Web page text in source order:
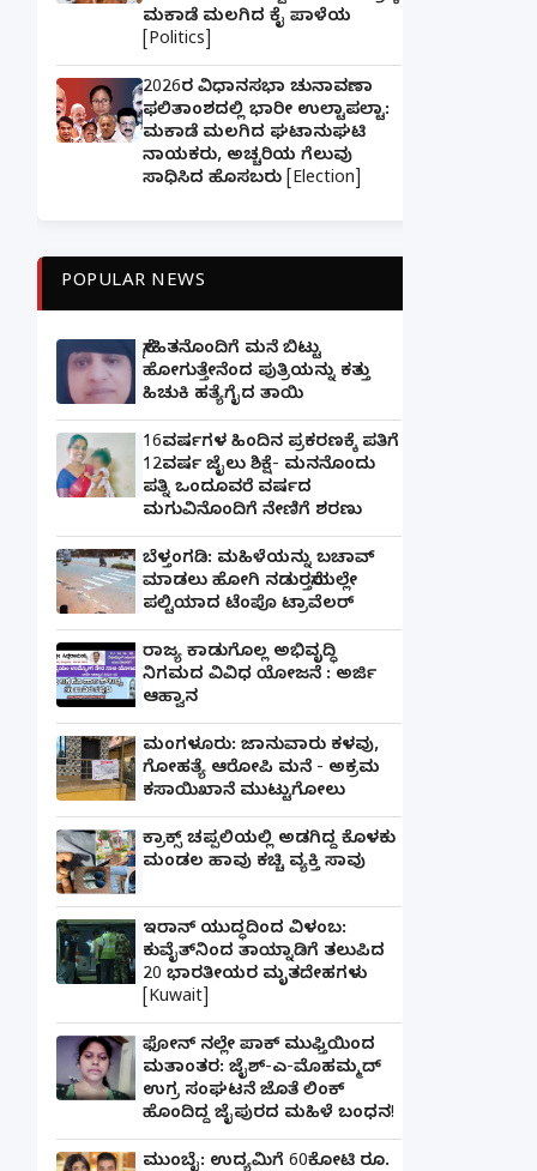
ಮಕಾಡೆ ಮಲಗಿದ ಕೈ ಪಾಳೆಯ
[Politics]
2026ರ ವಿಧಾನಸಭಾ ಚುನಾವಣಾ
ಫಲಿತಾಂಶದಲ್ಲಿ ಭಾರೀ ಉಲ್ಟಾಪಲ್ಟಾ:
ಮಕಾಡೆ ಮಲಗಿದ ಘಟಾನುಘಟಿ
ನಾಯಕರು, ಅಚ್ಚರಿಯ ಗೆಲುವು
ಸಾಧಿಸಿದ ಹೊಸಬರು [Election]
POPULAR NEWS
ಸ್ನೇಹಿತನೊಂದಿಗೆ ಮನೆ ಬಿಟ್ಟು
ಹೋಗುತ್ತೇನೆಂದ ಪುತ್ರಿಯನ್ನು ಕತ್ತು
ಹಿಚುಕಿ ಹತ್ಯೆಗೈದ ತಾಯಿ
16ವರ್ಷಗಳ ಹಿಂದಿನ ಪ್ರಕರಣಕ್ಕೆ ಪತಿಗೆ
12ವರ್ಷ ಜೈಲು ಶಿಕ್ಷೆ- ಮನನೊಂದು
ಪತ್ನಿ ಒಂದೂವರೆ ವರ್ಷದ
ಮಗುವಿನೊಂದಿಗೆ ನೇಣಿಗೆ ಶರಣು
ಬೆಳ್ತಂಗಡಿ: ಮಹಿಳೆಯನ್ನು ಬಚಾವ್
ಮಾಡಲು ಹೋಗಿ ನಡುರಸ್ತೆಯಲ್ಲೇ
ಪಲ್ಟಿಯಾದ ಟೆಂಪೊ ಟ್ರಾವೆಲರ್
ರಾಜ್ಯ ಕಾಡುಗೊಲ್ಲ ಅಭಿವೃದ್ಧಿ
ನಿಗಮದ ವಿವಿಧ ಯೋಜನೆ : ಅರ್ಜಿ
ಆಹ್ವಾನ
ಮಂಗಳೂರು: ಜಾನುವಾರು ಕಳವು,
ಗೋಹತ್ಯೆ ಆರೋಪಿ ಮನೆ - ಅಕ್ರಮ
ಕಸಾಯಿಖಾನೆ ಮುಟ್ಟುಗೋಲು
ಕ್ರಾಕ್ಸ್ ಚಪ್ಪಲಿಯಲ್ಲಿ ಅಡಗಿದ್ದ ಕೊಳಕು
ಮಂಡಲ ಹಾವು ಕಚ್ಚಿ ವ್ಯಕ್ತಿ ಸಾವು
ಇರಾನ್ ಯುದ್ಧದಿಂದ ವಿಳಂಬ:
ಕುವೈತ್‌ನಿಂದ ತಾಯ್ನಾಡಿಗೆ ತಲುಪಿದ
20 ಭಾರತೀಯರ ಮೃತದೇಹಗಳು
[Kuwait]
ಫೋನ್ ನಲ್ಲೇ ಪಾಕ್ ಮುಫ್ತಿಯಿಂದ
ಮತಾಂತರ: ಜೈಶ್-ಎ-ಮೊಹಮ್ಮದ್
ಉಗ್ರ ಸಂಘಟನೆ ಜೊತೆ ಲಿಂಕ್
ಹೊಂದಿದ್ದ ಜೈಪುರದ ಮಹಿಳೆ ಬಂಧನ!
ಮುಂಬೈ: ಉದ್ಯಮಿಗೆ 60ಕೋಟಿ ರೂ.